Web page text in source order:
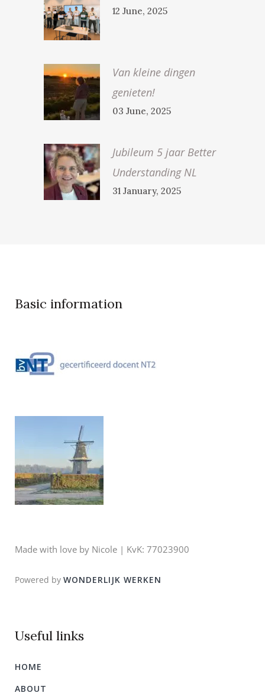
12 June, 2025
Van kleine dingen
genieten!
03 June, 2025
Jubileum 5 jaar Better
Understanding NL
31 January, 2025
Basic information
Made with love by Nicole | KvK: 77023900
Powered by WONDERLIJK WERKEN
Useful links
HOME
ABOUT